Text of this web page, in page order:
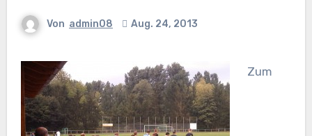
Von admin08 Aug. 24, 2013
Zum